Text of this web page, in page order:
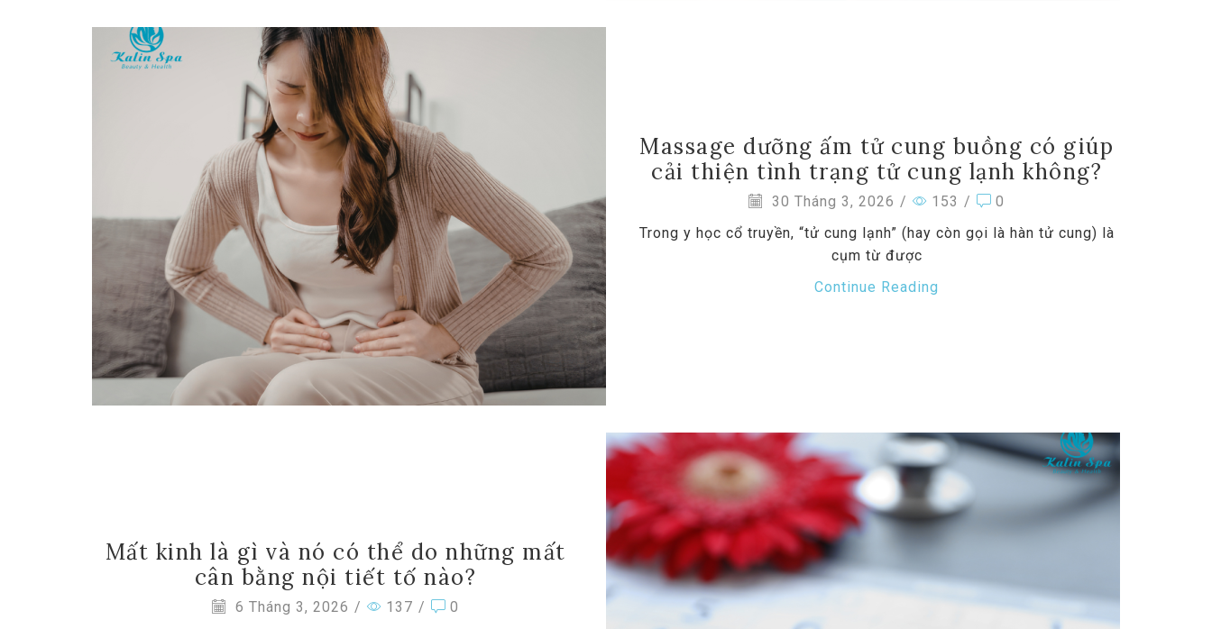
Massage dưỡng ấm tử cung buồng có giúp
cải thiện tình trạng tử cung lạnh không?
30 Tháng 3, 2026 / 153 /
0
Trong y học cổ truyền, “tử cung lạnh” (hay còn gọi là hàn tử cung) là
cụm từ được
Continue Reading
Mất kinh là gì và nó có thể do những mất
cân bằng nội tiết tố nào?
6 Tháng 3, 2026 / 137 /
0